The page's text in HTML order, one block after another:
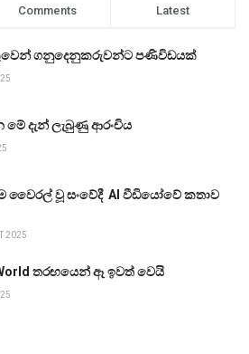
Comments Latest
ගනුදෙනුකරුවන්ට පණිවිඩයක්
මේ දැන් ලැබුණු ආරංචිය
වූ සංවේදී AI වීඩියෝවේ කතාව
2025
තරඟයෙන් ඈ ඉවත් වෙයි